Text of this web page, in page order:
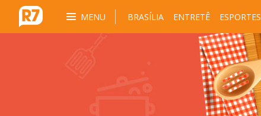
MENU BRASÍLIA ENTRETÊ ESPORTES